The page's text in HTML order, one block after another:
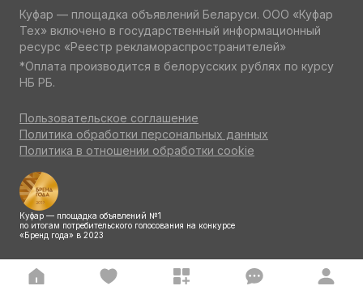
Куфар — площадка объявлений Беларуси. ООО «Куфар
Тех» включено в государственный информационный
ресурс «Реестр рекламораспространителей»
*Оплата производится в белорусских рублях по курсу
НБ РБ.
Пользовательское соглашение
Политика обработки персональных данных
Политика в отношении обработки cookie
Куфар — площадка объявлений №1
по итогам потребительского голосования на конкурсе
«Бренд года» в 2023